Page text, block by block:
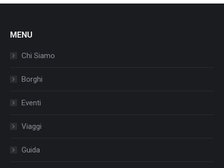
MENU
Chi Siamo
Borghi
Eventi
Viaggi
Guida